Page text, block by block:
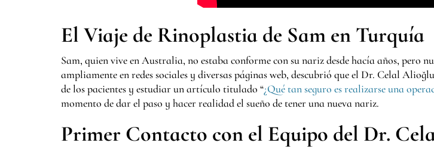
El Viaje de Rinoplastia de Sam en Turquía
Sam, quien vive en Australia, no estaba conforme con su nariz desde hacía años, pero
ampliamente en redes sociales y diversas páginas web, descubrió que el Dr. Celal
de los pacientes y estudiar un artículo titulado “¿Qué tan seguro es realizarse una
momento de dar el paso y hacer realidad el sueño de tener una nueva nariz.
Primer Contacto con el Equipo del Dr.